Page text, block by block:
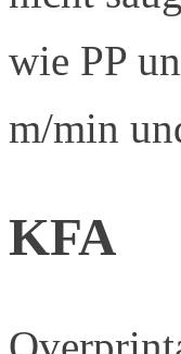
wie PP
m/min
KFA